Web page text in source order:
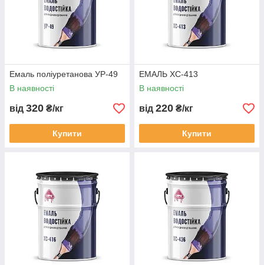
терміну служби судна та підтримці його привабливого
зовнішнього вигляду в умовах експлуатації на воді.
Емаль поліуретанова УР-49
В наявності
від 320 ₴/кг
Купити
ЕМАЛЬ ХС-413
В наявності
від 220 ₴/кг
Купити